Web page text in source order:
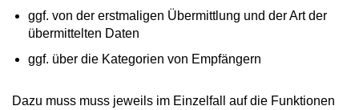
ggf. von der erstmaligen Übermittlung und der Art der
übermittelten Daten
ggf. über die Kategorien von Empfängern
Dazu muss muss jeweils im Einzelfall auf die Funktionen